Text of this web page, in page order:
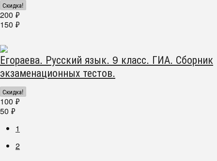
Скидка!
200 ₽
150 ₽
Егораева. Русский язык. 9 класс. ГИА. Сборник
экзаменационных тестов.
Скидка!
100 ₽
50 ₽
1
2